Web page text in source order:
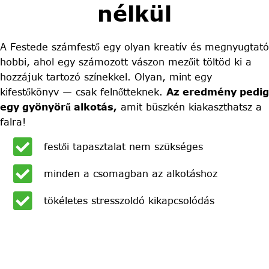
nélkül
A Festede számfestő egy olyan kreatív és megnyugtató
hobbi, ahol egy számozott vászon mezőit töltöd ki a
hozzájuk tartozó színekkel. Olyan, mint egy
kifestőkönyv — csak felnőtteknek. Az eredmény pedig
egy gyönyörű alkotás, amit büszkén kiakaszthatsz a
falra!
festői tapasztalat nem szükséges
minden a csomagban az alkotáshoz
tökéletes stresszoldó kikapcsolódás